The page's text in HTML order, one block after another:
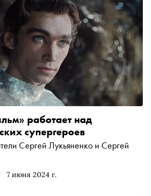
7 июня 2024 г.
работает над
супергероев
Сергей Лукьяненко и Сергей